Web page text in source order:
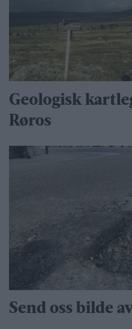
Geologisk
Røros
Send oss bilde